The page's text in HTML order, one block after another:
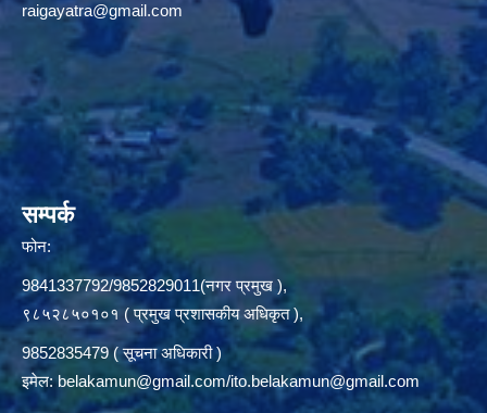
raigayatra@gmail.com
सम्पर्क
फोन:
9841337792/9852829011(नगर प्रमुख ),
९८५२८५०१०१ ( प्रमुख प्रशासकीय अधिकृत ),
9852835479 ( सूचना अधिकारी )
इमेल:belakamun@gmail.com/ito.belakamun@gmail.com